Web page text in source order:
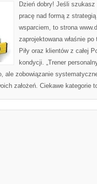
Dzień dobry! Jeśli
pracę nad formą z
wsparciem, to strona
zaprojektowana właśnie
Piły oraz klientów z całej
kondycji. „Trener
ale zobowiązanie
założeń. Ciekawe kategorie